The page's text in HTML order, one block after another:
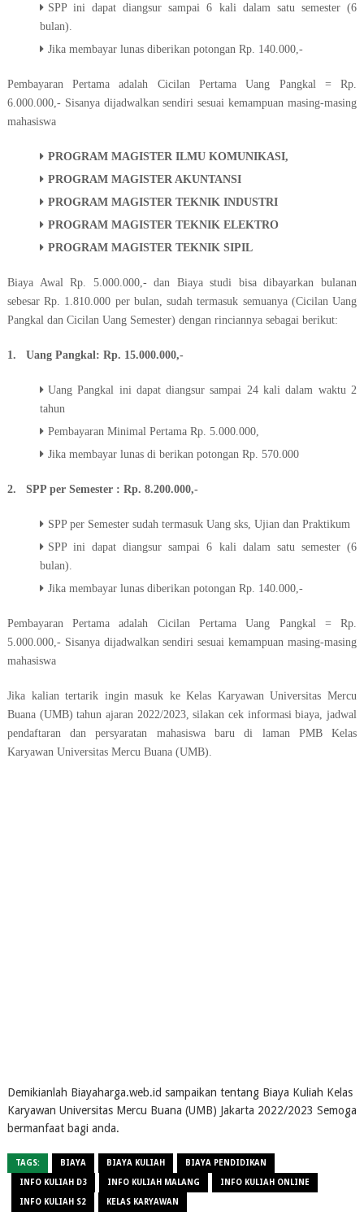
SPP ini dapat diangsur sampai 6 kali dalam satu semester (6
bulan).
Jika membayar lunas diberikan potongan Rp. 140.000,-
Pembayaran Pertama adalah Cicilan Pertama Uang Pangkal = Rp.
6.000.000,- Sisanya dijadwalkan sendiri sesuai kemampuan masing-masing
mahasiswa
PROGRAM MAGISTER ILMU KOMUNIKASI,
PROGRAM MAGISTER AKUNTANSI
PROGRAM MAGISTER TEKNIK INDUSTRI
PROGRAM MAGISTER TEKNIK ELEKTRO
PROGRAM MAGISTER TEKNIK SIPIL
Biaya Awal Rp. 5.000.000,- dan Biaya studi bisa dibayarkan bulanan
sebesar Rp. 1.810.000 per bulan, sudah termasuk semuanya (Cicilan Uang
Pangkal dan Cicilan Uang Semester) dengan rinciannya sebagai berikut:
1. Uang Pangkal: Rp. 15.000.000,-
Uang Pangkal ini dapat diangsur sampai 24 kali dalam waktu 2
tahun
Pembayaran Minimal Pertama Rp. 5.000.000,
Jika membayar lunas di berikan potongan Rp. 570.000
2. SPP per Semester : Rp. 8.200.000,-
SPP per Semester sudah termasuk Uang sks, Ujian dan Praktikum
SPP ini dapat diangsur sampai 6 kali dalam satu semester (6
bulan).
Jika membayar lunas diberikan potongan Rp. 140.000,-
Pembayaran Pertama adalah Cicilan Pertama Uang Pangkal = Rp.
5.000.000,- Sisanya dijadwalkan sendiri sesuai kemampuan masing-masing
mahasiswa
Jika kalian tertarik ingin masuk ke Kelas Karyawan Universitas Mercu
Buana (UMB) tahun ajaran 2022/2023, silakan cek informasi biaya, jadwal
pendaftaran dan persyaratan mahasiswa baru di laman PMBKelas
Karyawan Universitas Mercu Buana (UMB).
Demikianlah Biayaharga.web.id sampaikan tentang Biaya Kuliah Kelas
Karyawan Universitas Mercu Buana (UMB) Jakarta 2022/2023 Semoga
bermanfaat bagi anda.
TAGS: BIAYA BIAYA KULIAH BIAYA PENDIDIKAN
INFO KULIAH D3 INFO KULIAH MALANG INFO KULIAH ONLINE
INFO KULIAH S2 KELAS KARYAWAN